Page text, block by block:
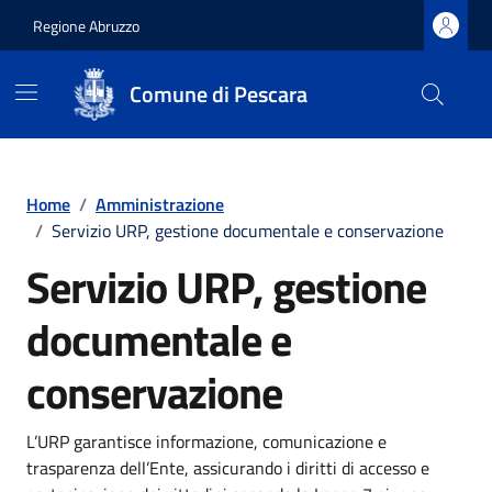
Regione Abruzzo
Comune di Pescara
Home / Amministrazione
/ Servizio URP, gestione documentale e conservazione
Servizio URP, gestione
documentale e
conservazione
L’URP garantisce informazione, comunicazione e
trasparenza dell’Ente, assicurando i diritti di accesso e